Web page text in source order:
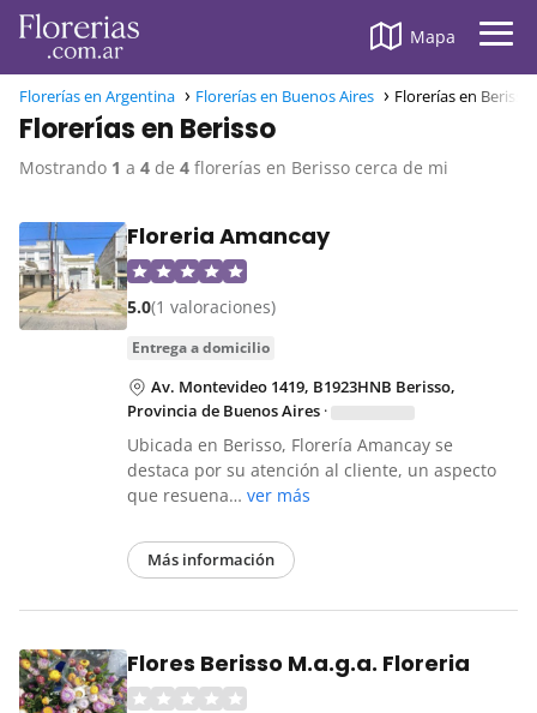
Mapa
Florerías en Argentina Florerías en Buenos Aires Florerías en Berisso
Florerías en Berisso
Mostrando 1 a 4 de 4 florerías en Berisso cerca de mi
Floreria Amancay
5.0(1 valoraciones)
entrega a domicilio
Av. Montevideo 1419, B1923HNB Berisso,
Provincia de Buenos Aires ·
Ubicada en Berisso, Florería Amancay se
destaca por su atención al cliente, un aspecto
que resuena… ver más
Más información
Flores Berisso M.a.g.a. Floreria